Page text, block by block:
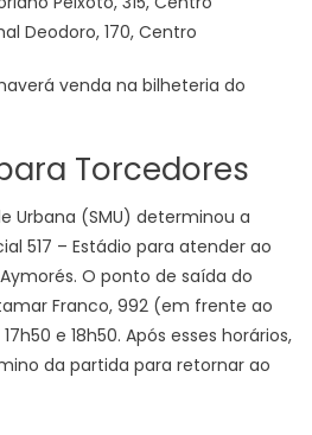
Deodoro, 170, Centro
venda na bilheteria do
Torcedores
Urbana (SMU) determinou a
517 – Estádio para atender ao
O ponto de saída do
Franco, 992 (em frente ao
e 18h50. Após esses horários,
da partida para retornar ao